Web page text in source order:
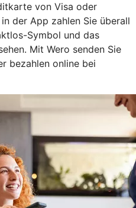
von Visa oder
der App zahlen Sie überall
Symbol und das
Mit Wero senden Sie
bezahlen online bei